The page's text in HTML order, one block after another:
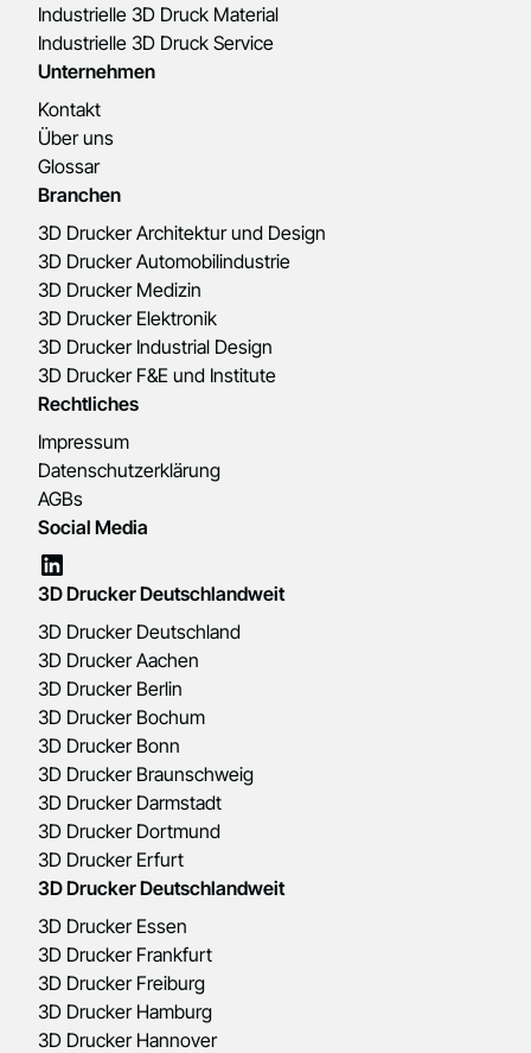
Industrielle 3D Druck Material
Industrielle 3D Druck Service
Unternehmen
Kontakt
Über uns
Glossar
Branchen
3D Drucker Architektur und Design
3D Drucker Automobilindustrie
3D Drucker Medizin
3D Drucker Elektronik
3D Drucker Industrial Design
3D Drucker F&E und Institute
Rechtliches
Impressum
Datenschutzerklärung
AGBs
Social Media
3D Drucker Deutschlandweit
3D Drucker Deutschland
3D Drucker Aachen
3D Drucker Berlin
3D Drucker Bochum
3D Drucker Bonn
3D Drucker Braunschweig
3D Drucker Darmstadt
3D Drucker Dortmund
3D Drucker Erfurt
3D Drucker Deutschlandweit
3D Drucker Essen
3D Drucker Frankfurt
3D Drucker Freiburg
3D Drucker Hamburg
3D Drucker Hannover